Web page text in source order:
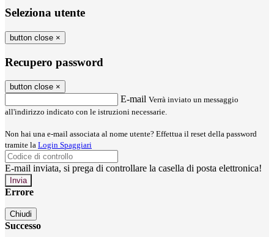
Seleziona utente
button close ×
Recupero password
button close ×
E-mail Verrà inviato un messaggio
all'indirizzo indicato con le istruzioni necessarie.
Non hai una e-mail associata al nome utente? Effettua il reset della password
tramite la Login Spaggiari
E-mail inviata, si prega di controllare la casella di posta elettronica!
Errore
Chiudi
Successo